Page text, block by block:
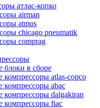
атлас-копко
airman
atmos
chicago pneumatik
comprag
в сборе
atlas-copco
abac
dalgakiran
fiac